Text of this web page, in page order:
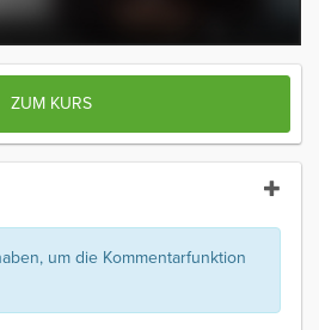
ZUM KURS
um die Kommentarfunktion